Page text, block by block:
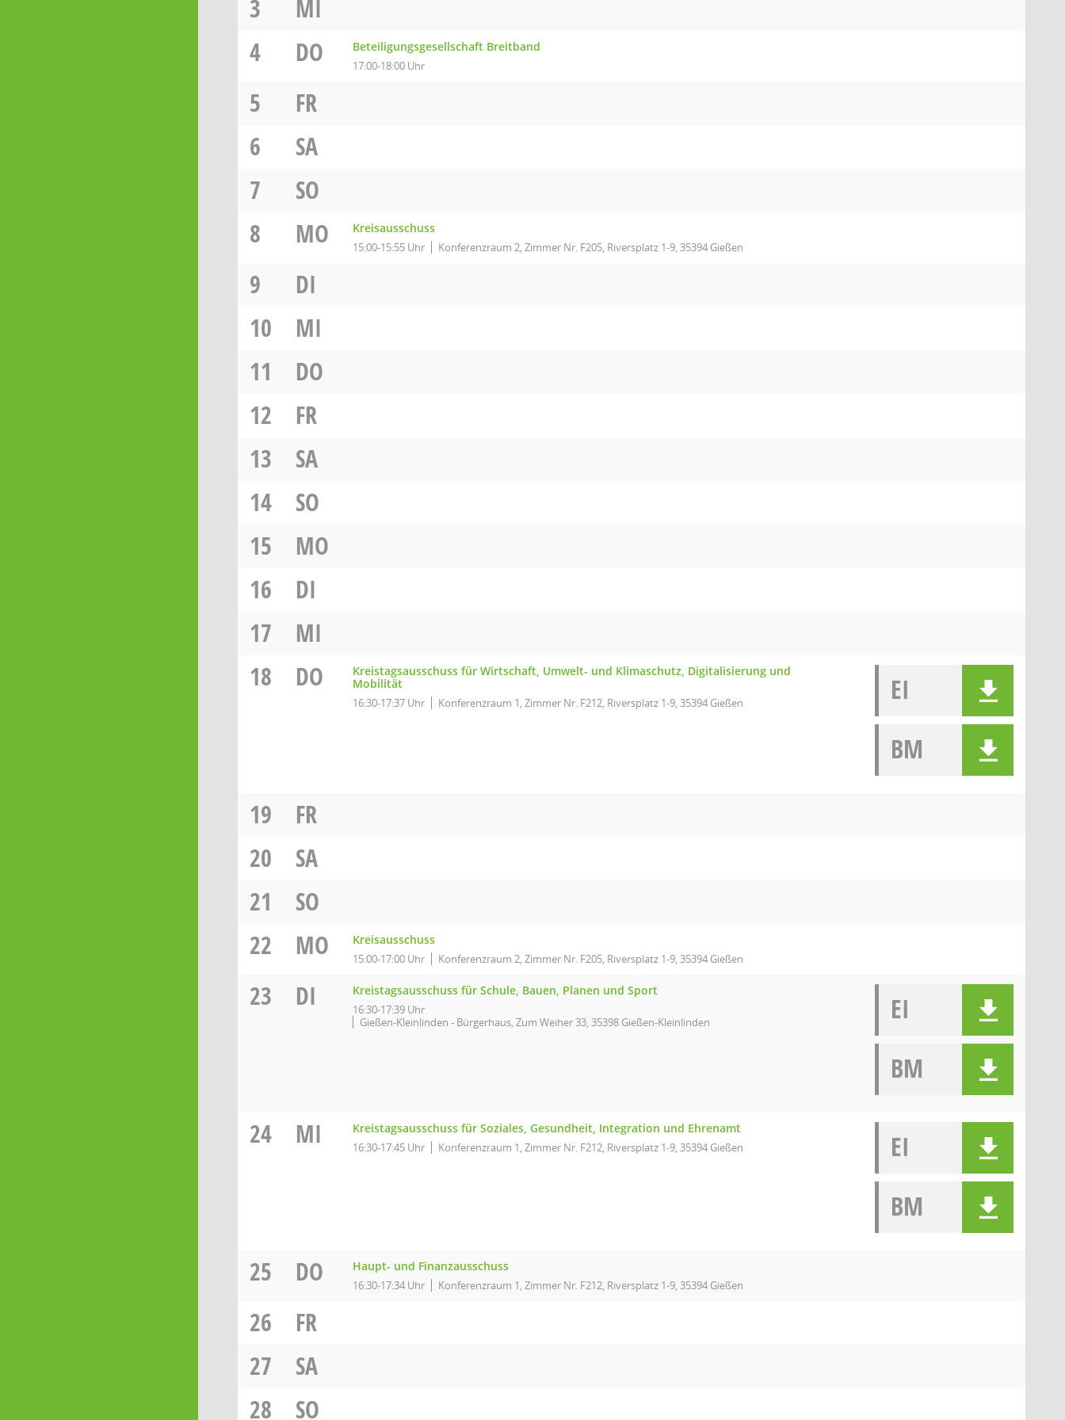
3
MI
4
DO Beteiligungsgesellschaft Breitband
17:00-18:00 Uhr
5
FR
6
SA
7
SO
8
MO Kreisausschuss
15:00-15:55 Uhr Konferenzraum 2, Zimmer Nr. F205, Riversplatz 1-9, 35394 Gießen
9
DI
10
MI
11
DO
12
FR
13
SA
14
SO
15
MO
16
DI
17
MI
18
DO
Kreistagsausschuss für Wirtschaft, Umwelt- und Klimaschutz, Digitalisierung und
Mobilität
16:30-17:37 Uhr Konferenzraum 1, Zimmer Nr. F212, Riversplatz 1-9, 35394 Gießen
EI
BM
19
FR
20
SA
21
SO
22
MO Kreisausschuss
15:00-17:00 Uhr Konferenzraum 2, Zimmer Nr. F205, Riversplatz 1-9, 35394 Gießen
23 DI Kreistagsausschuss für Schule, Bauen, Planen und Sport
16:30-17:39 Uhr
Gießen-Kleinlinden - Bürgerhaus, Zum Weiher 33, 35398 Gießen-Kleinlinden
EI
BM
24 MI Kreistagsausschuss für Soziales, Gesundheit, Integration und Ehrenamt
16:30-17:45 Uhr Konferenzraum 1, Zimmer Nr. F212, Riversplatz 1-9, 35394 Gießen
EI
BM
25 DO Haupt- und Finanzausschuss
16:30-17:34 Uhr Konferenzraum 1, Zimmer Nr. F212, Riversplatz 1-9, 35394 Gießen
26
FR
27
SA
28
SO